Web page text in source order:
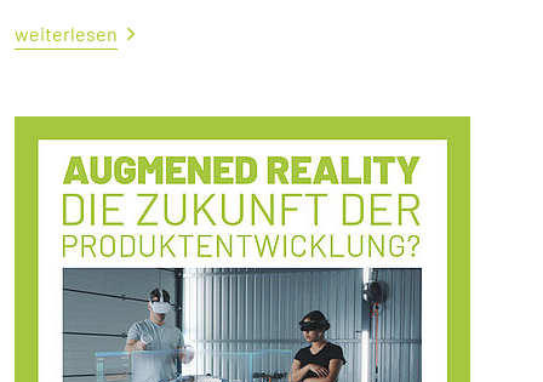
weiterlesen